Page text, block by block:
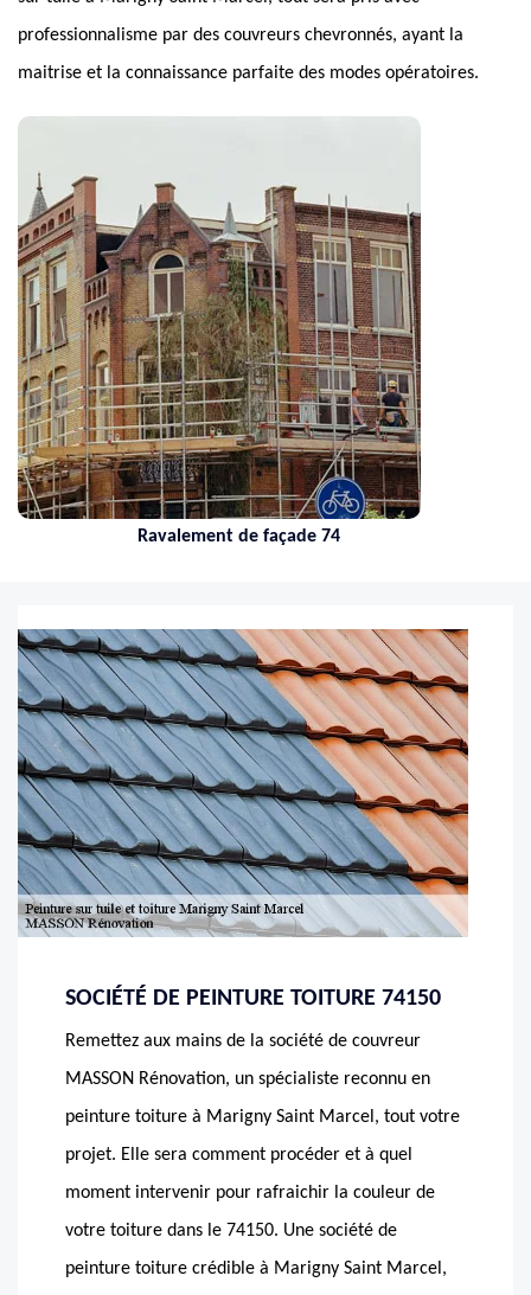
professionnalisme par des couvreurs chevronnés, ayant la
maitrise et la connaissance parfaite des modes opératoires.
Ravalement de façade 74
SOCIÉTÉ DE PEINTURE TOITURE 74150
Remettez aux mains de la société de couvreur
MASSON Rénovation, un spécialiste reconnu en
peinture toiture à Marigny Saint Marcel, tout votre
projet. Elle sera comment procéder et à quel
moment intervenir pour rafraichir la couleur de
votre toiture dans le 74150. Une société de
peinture toiture crédible à Marigny Saint Marcel,